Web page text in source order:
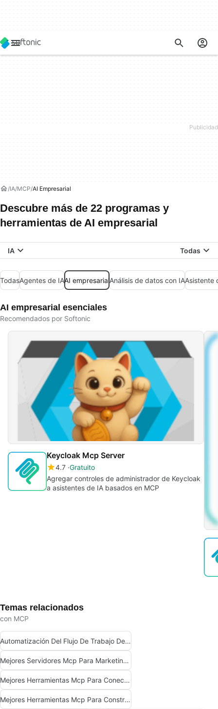
IA MCP AI Empresarial
Descubre más de 22 programas y
herramientas de AI empresarial
IA Todas
TodasAgentes de IAAI empresarialAnálisis de datos con IAAsistente
AI empresarial esenciales
Recomendados por Softonic
Keycloak Mcp Server
4.7 Gratuito
Agregar controles de administrador de Keycloak
a asistentes de IA basados en MCP
Temas relacionados
con MCP
Automatización Del Flujo De Trabajo Del Servidor Mcp
Mejores Servidores Mcp Para Marketing De Ventas Comerciales
Mejores Herramientas Mcp Para Conectarse A Datos
Mejores Herramientas Mcp Para Construir Agentes De Ia